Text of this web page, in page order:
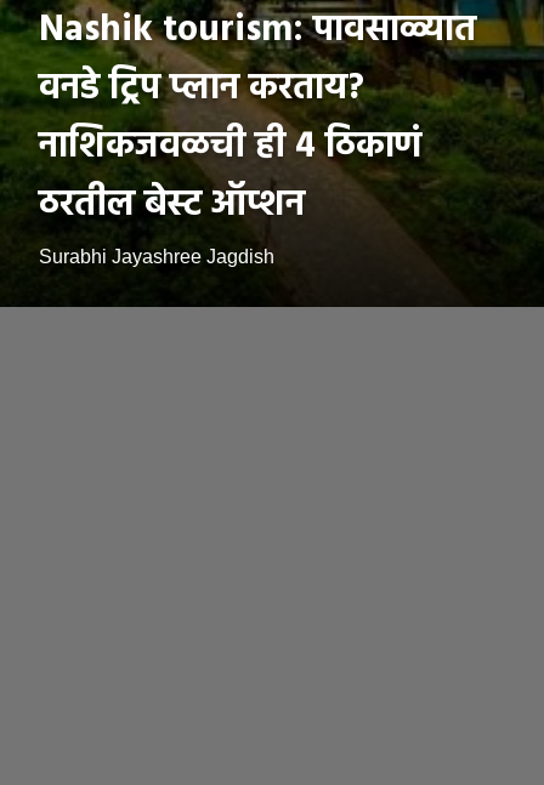
Nashik tourism: पावसाळ्यात
वनडे ट्रिप प्लान करताय?
नाशिकजवळची ही 4 ठिकाणं
ठरतील बेस्ट ऑप्शन
Surabhi Jayashree Jagdish